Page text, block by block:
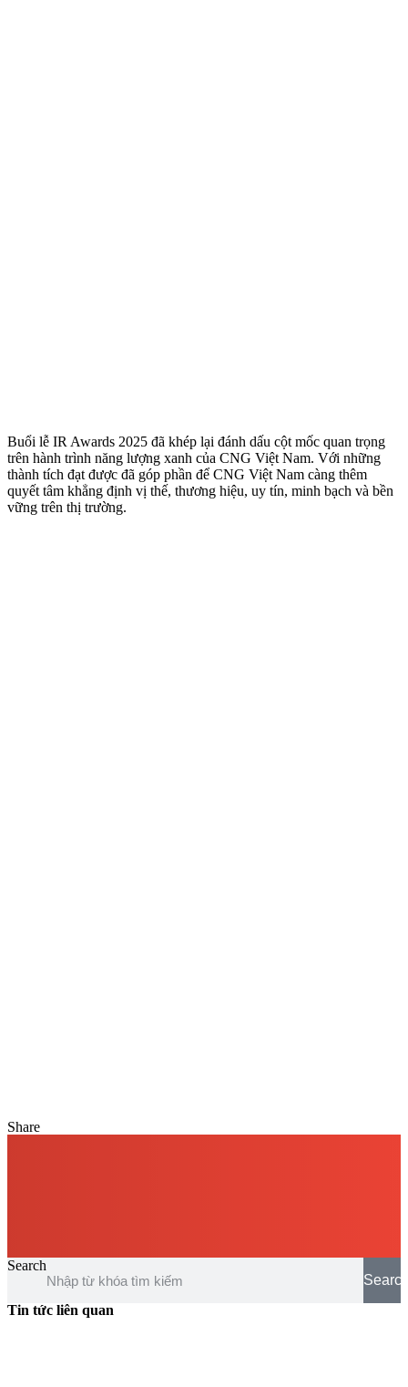
Buổi lễ IR Awards 2025 đã khép lại đánh dấu cột mốc quan trọng
trên hành trình năng lượng xanh của CNG Việt Nam. Với những
thành tích đạt được đã góp phần để CNG Việt Nam càng thêm
quyết tâm khẳng định vị thế, thương hiệu, uy tín, minh bạch và bền
vững trên thị trường.
Share
Search
Tin tức liên quan